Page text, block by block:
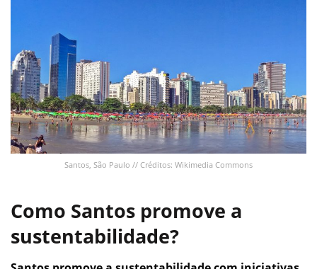
Santos, São Paulo // Créditos: Wikimedia Commons
Como Santos promove a
sustentabilidade?